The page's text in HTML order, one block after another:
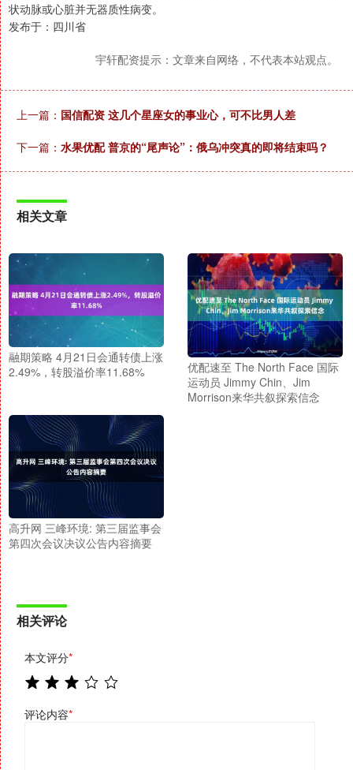
状动脉或心脏并无器质性病变。
发布于：四川省
宇轩配资提示：文章来自网络，不代表本站观点。
上一篇： 国信配资 这几个星座女的事业心，可不比男人差
下一篇： 水果优配 普京的“尾声论”：俄乌冲突真的即将结束吗？
相关文章
融期策略 4月21日会通转债上涨
2.49%，转股溢价率11.68%
优配速至 The North Face 国际
运动员 Jimmy Chin、Jim
Morrison来华共叙探索信念
高升网 三峰环境: 第三届监事会
第四次会议决议公告内容摘要
相关评论
本文评分*
评论内容*